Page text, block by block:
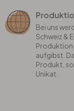
Bei uns
Schweiz &
Produktion
aufgibst.
Produkt,
Unikat.